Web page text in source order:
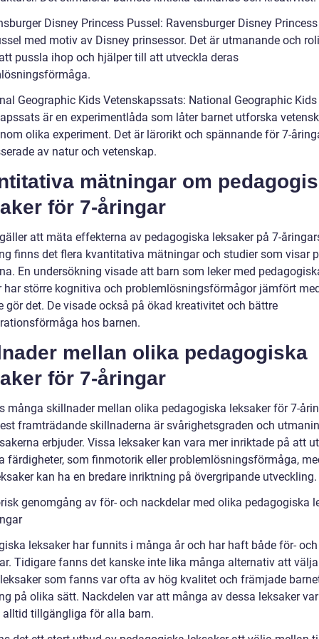
Disney Princess Pussel: Ravensburger Disney
med motiv av Disney prinsessor. Det är utmanande och
pussla ihop och hjälper till att utveckla deras
Geographic Kids Vetenskapssats: National Geographic Kids
är en experimentlåda som låter barnet utforska
olika experiment. Det är lärorikt och spännande för 7-
av natur och vetenskap.
mätningar om
för 7-åringar
att mäta effekterna av pedagogiska leksaker på 7-
finns det flera kvantitativa mätningar och studier som visar
En undersökning visade att barn som leker med
har större kognitiva och problemlösningsförmågor jämfört
gör det. De visade också på ökad kreativitet och bättre
hos barnen.
mellan olika pedagogiska
för 7-åringar
många skillnader mellan olika pedagogiska leksaker för 7-
framträdande skillnaderna är svårighetsgraden och
erbjuder. Vissa leksaker kan vara mer inriktade på att
färdigheter, som finmotorik eller problemlösningsförmåga,
kan ha en bredare inriktning på övergripande utveckling.
genomgång av för- och nackdelar med olika pedagogiska
leksaker har funnits i många år och har haft både för- och
Tidigare fanns det kanske inte lika många alternativ att
som fanns var ofta av hög kvalitet och främjade
på olika sätt. Nackdelen var att många av dessa leksaker
alltid tillgängliga för alla barn.